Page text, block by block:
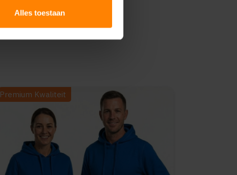
Alles toestaan
Premium Kwaliteit